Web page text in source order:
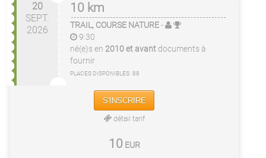
20
SEPT.
2026
10 km
TRAIL, COURSE NATURE-
9:30
né(e)s en 2010 et avant documents à
fournir
PLACES DISPONIBLES: 88
S'INSCRIRE
détail tarif
10 EUR